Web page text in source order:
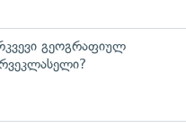
გეოგრაფიულ